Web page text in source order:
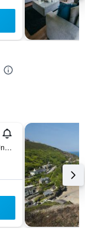
Perranarworthal, Truro, United Kingdom